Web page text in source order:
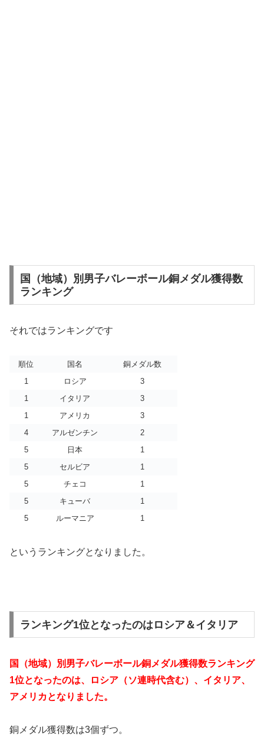
国（地域）別男子バレーボール銅メダル獲得数
ランキング
それではランキングです
順位 国名
銅メダル数
1
ロシア
3
1
イタリア
3
1
アメリカ
3
4
アルゼンチン
2
5
日本
1
5
セルビア
1
5
チェコ
1
5
キューバ
1
5
ルーマニア 1
というランキングとなりました。
ランキング1位となったのはロシア＆イタリア
国（地域）別男子バレーボール銅メダル獲得数ランキング
1位となったのは、ロシア（ソ連時代含む）、イタリア、
アメリカとなりました。
銅メダル獲得数は3個ずつ。